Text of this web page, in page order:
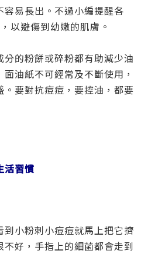
易長出。不過小編提醒各
以避傷到幼嫩的肌膚。
的粉餅或碎粉都有助減少油
油紙不可經常及不斷使用，
要對抗痘痘，要控油，都要
活習慣
小粉刺小痘痘就馬上把它擠
好，手指上的細菌都會走到